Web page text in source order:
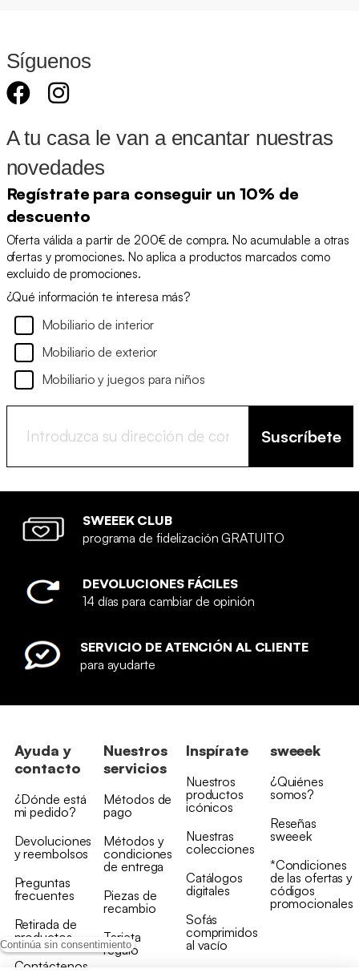
Continúa sin consentimiento
Síguenos
A tu casa le van a encantar nuestras
novedades
Regístrate para conseguir un 10% de
descuento
Oferta válida a partir de 200€ de compra. No acumulable a otras
ofertas y promociones. No aplica a productos marcados como
excluido de promociones.
¿Qué información te interesa más?
Mobiliario de interior
Mobiliario de exterior
Mobiliario y juegos para niños
Suscríbete
SWEEEK CLUB
programa de fidelización GRATUITO
DEVOLUCIONES FÁCILES
14 días para cambiar de opinión
SERVICIO DE ATENCIÓN AL CLIENTE
para ayudarte
Ayuda y
contacto
¿Dónde está
mi pedido?
Devoluciones
y reembolsos
Preguntas
frecuentes
Retirada de
productos
Contáctenos
Nuestros
servicios
Métodos de
pago
Métodos y
condiciones
de entrega
Piezas de
recambio
Tarjeta
regalo
Inspírate
Nuestros
productos
icónicos
Nuestras
colecciones
Catálogos
digitales
Sofás
comprimidos
al vacío
sweeek
¿Quiénes
somos?
Reseñas
sweeek
*Condiciones
de las ofertas y
códigos
promocionales